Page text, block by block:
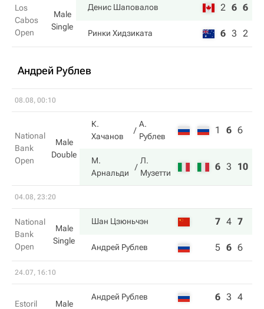
Los
Cabos
Open
Male
Single
Денис Шаповалов 2 6 6
Ринки Хидзиката 6 3 2
Андрей Рублев
08.08, 00:10
National
Bank
Open
Male
Double
К.
Хачанов
А.
Рублев
1 6 6
М.
Арнальди
Л.
Музетти
6 3 10
04.08, 23:20
National
Bank
Open
Male
Single
Шан Цзюньчэн 7 4 7
Андрей Рублев 5 6 6
24.07, 16:10
Estoril
Male
Андрей Рублев 6 3 4